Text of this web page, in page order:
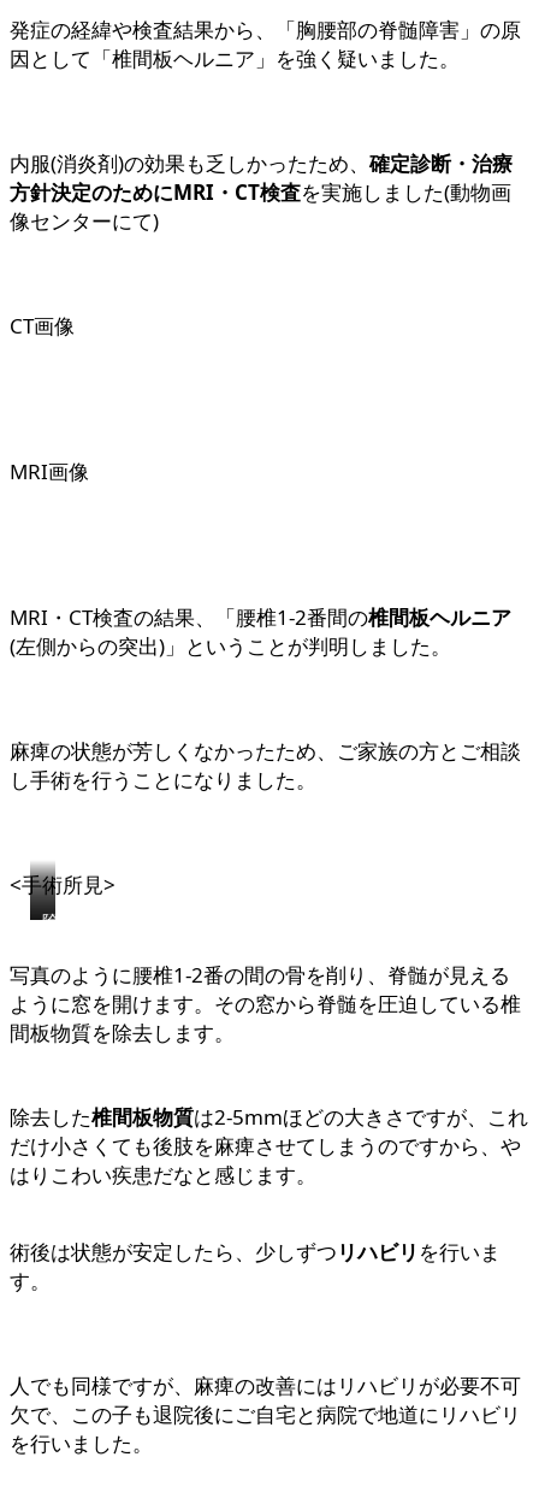
発症の経緯や検査結果から、「胸腰部の脊髄障害」の原
因として「椎間板ヘルニア」を強く疑いました。
内服(消炎剤)の効果も乏しかったため、 確定診断・治療
方針決定のためにMRI・CT検査を実施しました(動物画
像センターにて)
CT画像
MRI画像
MRI・CT検査の結果、「腰椎1-2番間の椎間板ヘルニア
(左側からの突出)」ということが判明しました。
麻痺の状態が芳しくなかったため、ご家族の方とご相談
し手術を行うことになりました。
<手術所見>
骨
削
っ
て
脊
露
出
除
し
た
椎
間
質
写真のように腰椎1-2番の間の骨を削り、脊髄が見える
ように窓を開けます。その窓から脊髄を圧迫している椎
間板物質を除去します。
除去した椎間板物質は2-5mmほどの大きさですが、これ
だけ小さくても後肢を麻痺させてしまうのですから、や
はりこわい疾患だなと感じます。
術後は状態が安定したら、少しずつ リハビリ を行いま
す。
人でも同様ですが、麻痺の改善にはリハビリが必要不可
欠で、この子も退院後にご自宅と病院で地道にリハビリ
を行いました。